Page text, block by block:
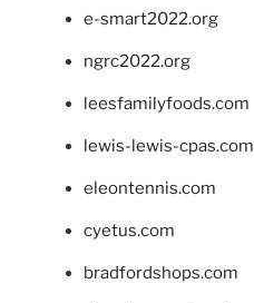
e-smart2022.org
ngrc2022.org
leesfamilyfoods.com
lewis-lewis-cpas.com
eleontennis.com
cyetus.com
bradfordshops.com